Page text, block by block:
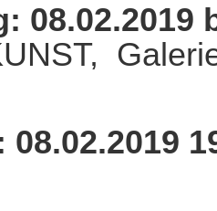
08.02.2019